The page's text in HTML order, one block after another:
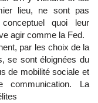
lieu, ne sont pas
quoi leur
agir comme la Fed.
par les choix de la
se sont éloignées du
de mobilité sociale et
La